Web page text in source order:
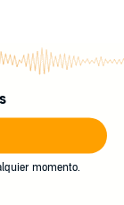
momento.